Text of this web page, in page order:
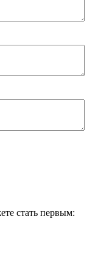
стать первым: